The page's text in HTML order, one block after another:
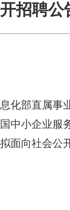
招聘公
化部直属事
中小企业服
面向社会公